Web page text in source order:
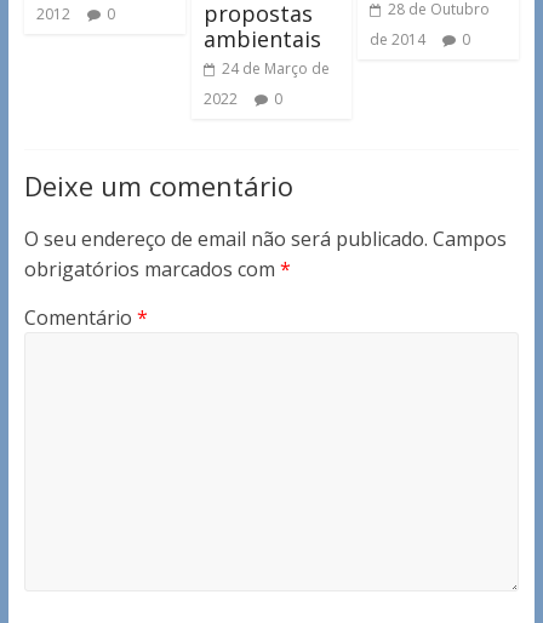
2012
0
propostas
ambientais
24 de Março de
2022
0
28 de Outubro
de 2014
0
Deixe um comentário
O seu endereço de email não será publicado. Campos
obrigatórios marcados com *
Comentário *